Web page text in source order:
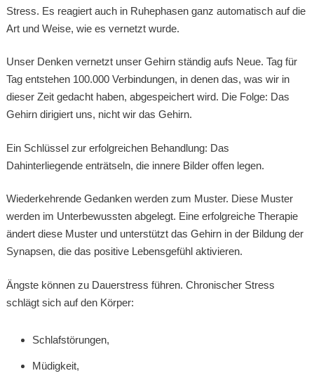
Stress. Es reagiert auch in Ruhephasen ganz automatisch auf die
Art und Weise, wie es vernetzt wurde.
Unser Denken vernetzt unser Gehirn ständig aufs Neue. Tag für
Tag entstehen 100.000 Verbindungen, in denen das, was wir in
dieser Zeit gedacht haben, abgespeichert wird. Die Folge: Das
Gehirn dirigiert uns, nicht wir das Gehirn.
Ein Schlüssel zur erfolgreichen Behandlung: Das
Dahinterliegende enträtseln, die innere Bilder offen legen.
Wiederkehrende Gedanken werden zum Muster. Diese Muster
werden im Unterbewussten abgelegt. Eine erfolgreiche Therapie
ändert diese Muster und unterstützt das Gehirn in der Bildung der
Synapsen, die das positive Lebensgefühl aktivieren.
Ängste können zu Dauerstress führen. Chronischer Stress
schlägt sich auf den Körper:
Schlafstörungen,
Müdigkeit,